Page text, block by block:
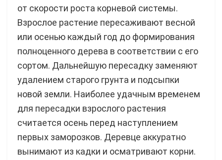
от скорости роста корневой системы.
Взрослое растение пересаживают весной
или осенью каждый год до формирования
полноценного дерева в соответствии с его
сортом. Дальнейшую пересадку заменяют
удалением старого грунта и подсыпки
новой земли. Наиболее удачным временем
для пересадки взрослого растения
считается осень перед наступлением
первых заморозков. Деревце аккуратно
вынимают из кадки и осматривают корни.